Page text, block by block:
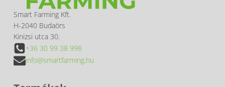
Smart Farming Kft.
H-2040 Budaörs
Kinizsi utca 30.
+36 30 99 38 998
info@smartfarming.hu